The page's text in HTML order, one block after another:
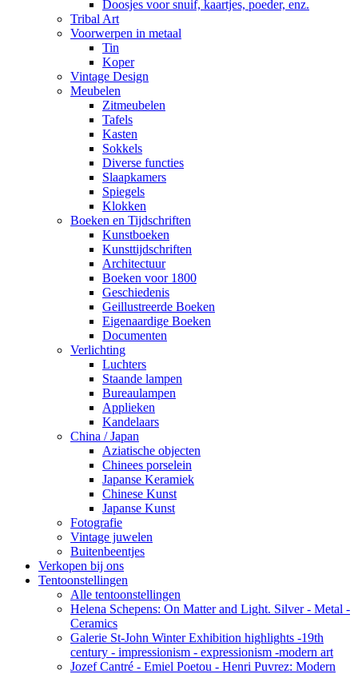
Doosjes voor snuif, kaartjes, poeder, enz.
Tribal Art
Voorwerpen in metaal
Tin
Koper
Vintage Design
Meubelen
Zitmeubelen
Tafels
Kasten
Sokkels
Diverse functies
Slaapkamers
Spiegels
Klokken
Boeken en Tijdschriften
Kunstboeken
Kunsttijdschriften
Architectuur
Boeken voor 1800
Geschiedenis
Geillustreerde Boeken
Eigenaardige Boeken
Documenten
Verlichting
Luchters
Staande lampen
Bureaulampen
Applieken
Kandelaars
China / Japan
Aziatische objecten
Chinees porselein
Japanse Keramiek
Chinese Kunst
Japanse Kunst
Fotografie
Vintage juwelen
Buitenbeentjes
Verkopen bij ons
Tentoonstellingen
Alle tentoonstellingen
Helena Schepens: On Matter and Light. Silver - Metal -
Ceramics
Galerie St-John Winter Exhibition highlights -19th
century - impressionism - expressionism -modern art
Jozef Cantré - Emiel Poetou - Henri Puvrez: Modern